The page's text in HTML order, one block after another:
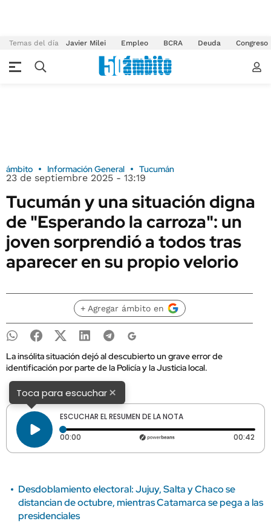
Temas del día Javier Milei Empleo BCRA Deuda Congreso
ámbito Información General Tucumán
23 de septiembre 2025 - 13:19
Tucumán y una situación digna
de "Esperando la carroza": un
joven sorprendió a todos tras
aparecer en su propio velorio
+ Agregar ámbito en
La insólita situación dejó al descubierto un grave error de
identificación por parte de la Policía y la Justicia local.
Toca para escuchar×
ESCUCHAR EL RESUMEN DE LA NOTA
00:00 Tiempo transcurrido: 0 segundos 00:42
Desdoblamiento electoral: Jujuy, Salta y Chaco se
distancian de octubre, mientras Catamarca se pega a las
presidenciales